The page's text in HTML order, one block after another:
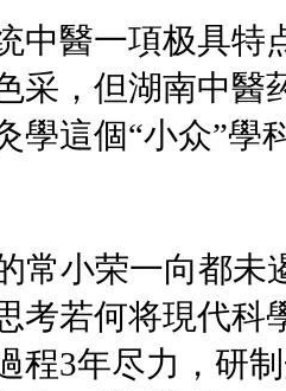
醫一項极具特
采，但湖南中醫
學這個“小众”學
小荣一向都未
考若何将現代科
程3年尽力，研